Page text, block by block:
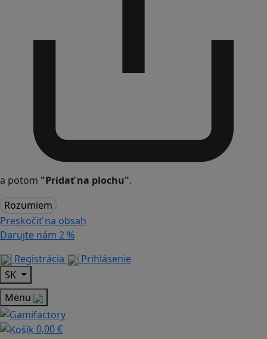
a potom "Pridať na plochu".
Rozumiem
Preskočiť na obsah
Darujte nám 2 %
Registrácia
Prihlásenie
SK
Menu
0,00 €